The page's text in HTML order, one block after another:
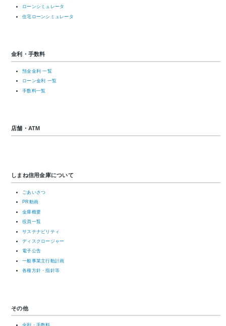
ローンシミュレータ
住宅ローンシミュレータ
金利・手数料
預金金利 一覧
ローン金利 一覧
手数料一覧
店舗・ATM
しまね信用金庫について
ごあいさつ
PR動画
金庫概要
役員一覧
サステナビリティ
ディスクロージャー
電子公告
一般事業主行動計画
各種方針・指針等
その他